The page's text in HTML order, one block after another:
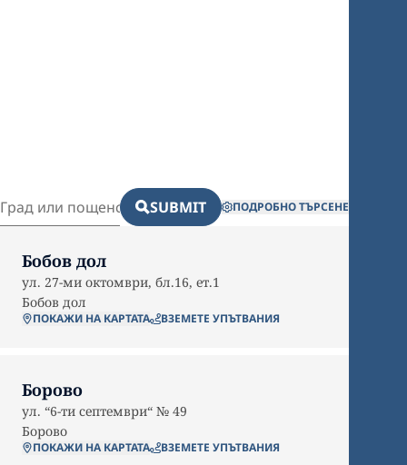
SUBMIT ПОДРОБНО ТЪРСЕНЕ
Бобов дол
ул. 27-ми октомври, бл.16, ет.1
Бобов дол
ПОКАЖИ НА КАРТАТА ВЗЕМЕТЕ УПЪТВАНИЯ
Борово
ул. “6-ти септември“ № 49
Борово
ПОКАЖИ НА КАРТАТА ВЗЕМЕТЕ УПЪТВАНИЯ